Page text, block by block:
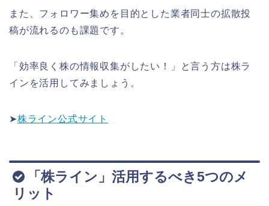
また、フォロワー集めを目的とした業者同士の拡散投
稿が流れるのも課題です。
「効率良く株の情報収集がしたい！」と言う方は株ラ
インを活用してみましょう。
➤株ライン公式サイト
「株ライン」活用するべき5つのメ
リット